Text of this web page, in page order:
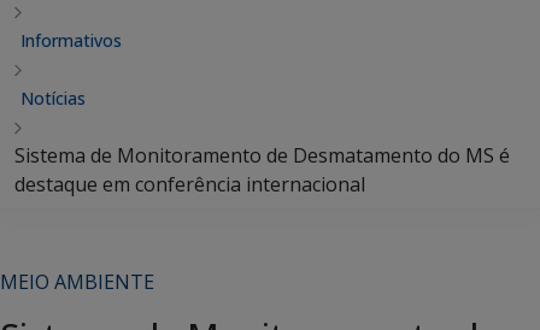
Informativos
Notícias
Sistema de Monitoramento de Desmatamento do MS é
destaque em conferência internacional
MEIO AMBIENTE